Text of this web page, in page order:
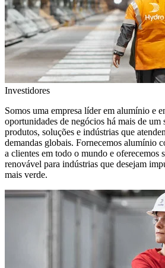
Investidores
Somos uma empresa líder em alumínio e
oportunidades de negócios há mais de um
produtos, soluções e indústrias que
demandas globais. Fornecemos alumínio
a clientes em todo o mundo e oferecemos
renovável para indústrias que desejam
mais verde.